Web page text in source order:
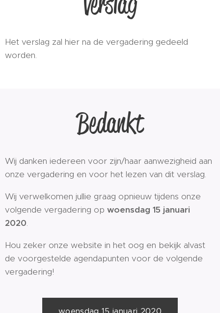
Het verslag zal hier na de vergadering gedeeld
worden.
Bedankt
Wij danken iedereen voor zijn/haar aanwezigheid aan
onze vergadering en voor het lezen van dit verslag.
Wij verwelkomen jullie graag opnieuw tijdens onze
volgende vergadering op woensdag 15 januari
2020.
Hou zeker onze website in het oog en bekijk alvast
de voorgestelde agendapunten voor de volgende
vergadering!